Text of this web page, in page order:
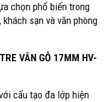
chọn phổ biến trong
sạn và văn phòng
VÂN GỖ 17MM HV-
cấu tạo đa lớp hiện